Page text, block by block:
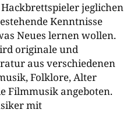
jeglichen
Kenntnisse
Neues lernen wollen.
originale und
aus verschiedenen
Folklore, Alter
Filmmusik angeboten.
mit